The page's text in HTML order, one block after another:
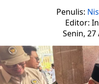
Penulis:
Editor:
Senin, 27